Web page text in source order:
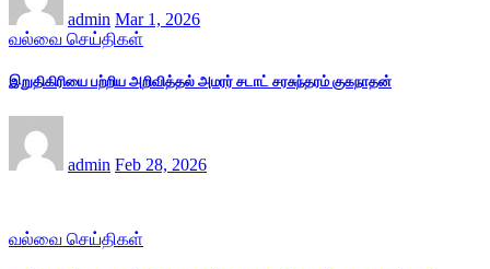
admin Mar 1, 2026
வல்வை செய்திகள்
இறுதிகிரியை பற்றிய அறிவித்தல் அமரர் சடாட் சரசுந்தரம் குகநாதன்
admin Feb 28, 2026
வல்வை செய்திகள்